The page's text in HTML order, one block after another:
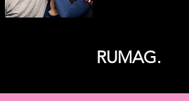
RUMAG.